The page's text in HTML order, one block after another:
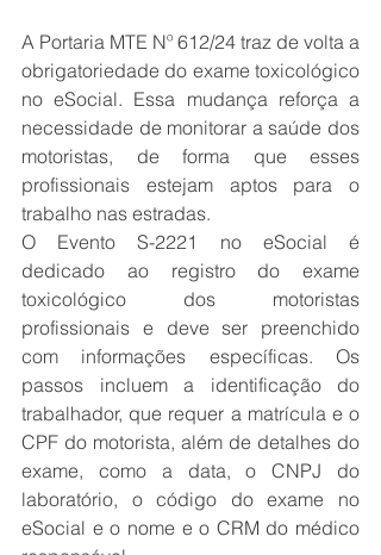
A Portaria MTE Nº 612/24 traz de volta a
obrigatoriedade do exame toxicológico
no eSocial. Essa mudança reforça a
necessidade de monitorar a saúde dos
motoristas, de forma que esses
profissionais estejam aptos para o
trabalho nas estradas.
O Evento S-2221 no eSocial é
dedicado ao registro do exame
toxicológico dos motoristas
profissionais e deve ser preenchido
com informações específicas. Os
passos incluem a identificação do
trabalhador, que requer a matrícula e o
CPF do motorista, além de detalhes do
exame, como a data, o CNPJ do
laboratório, o código do exame no
eSocial e o nome e o CRM do médico